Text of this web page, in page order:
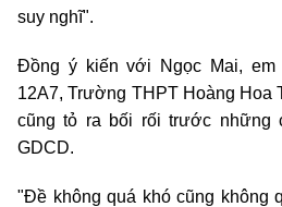
suy nghĩ".
Đồng ý kiến với Ngọc Mai,
12A7, Trường THPT Hoàng Hoa
cũng tỏ ra bối rối trước những
GDCD.
"Đề không quá khó cũng không